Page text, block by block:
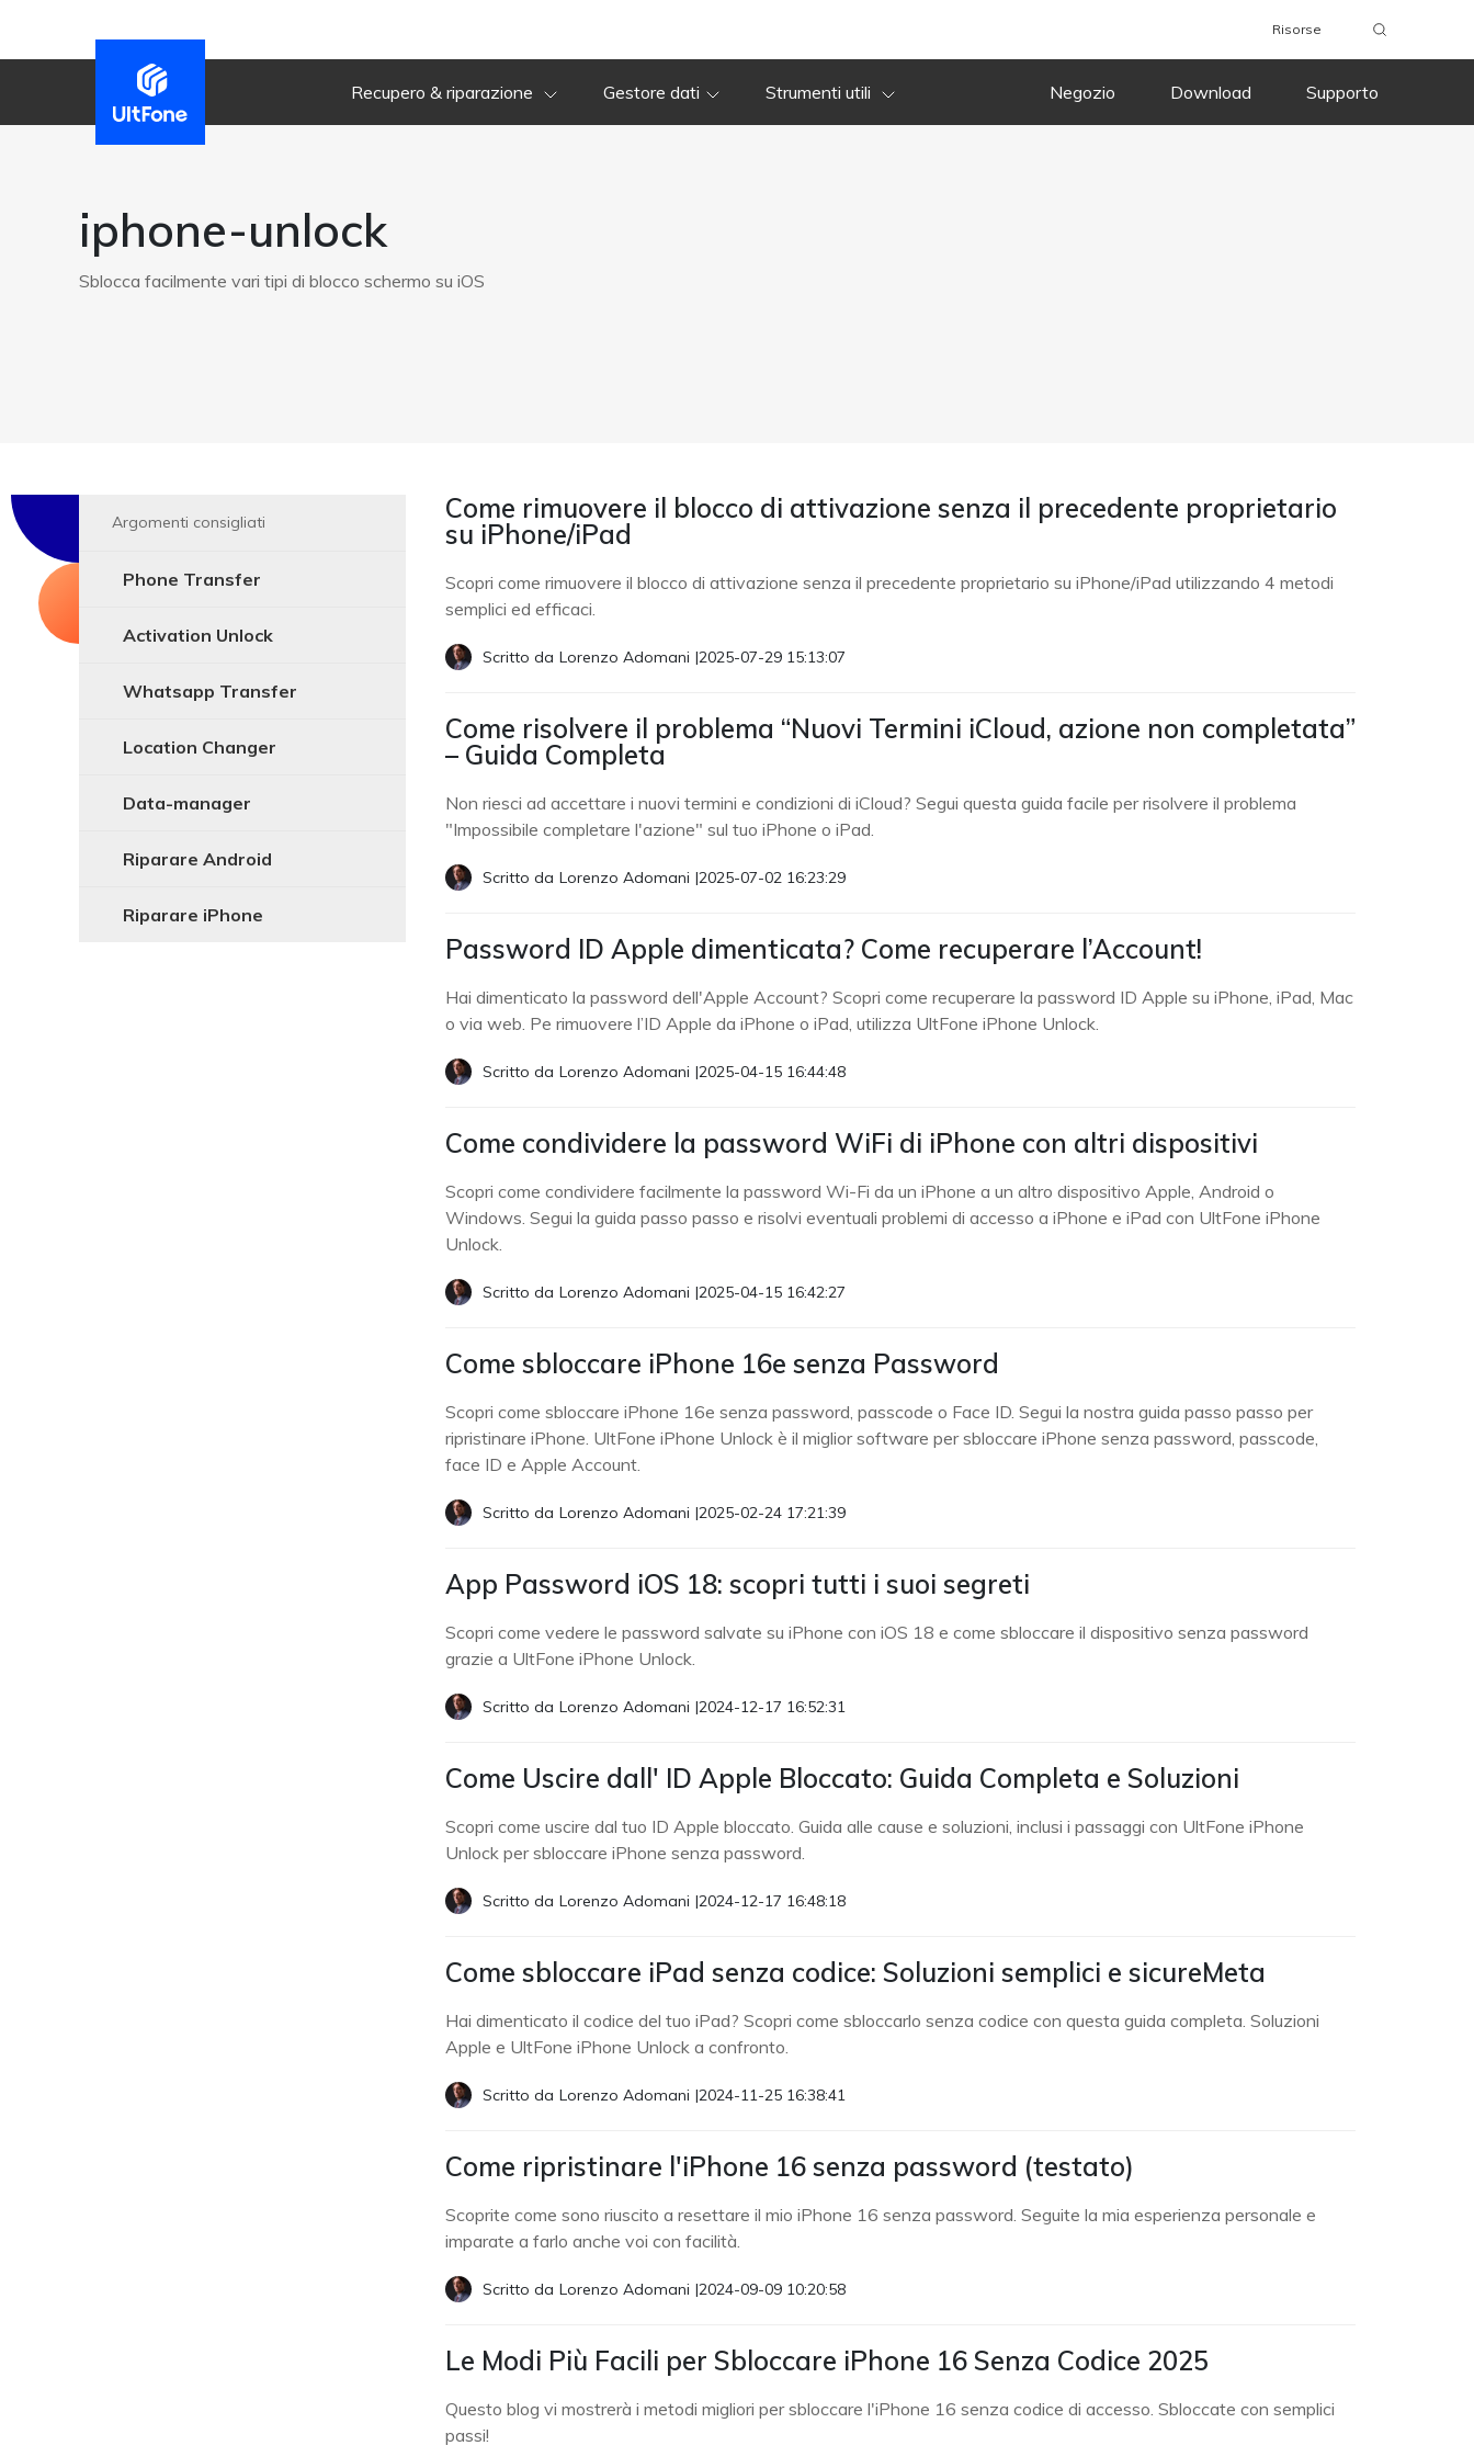
Risorse
Recupero & riparazione Gestore dati Strumenti utili Negozio Download Supporto
iphone-unlock
Sblocca facilmente vari tipi di blocco schermo su iOS
Argomenti consigliati
Phone Transfer
Activation Unlock
Whatsapp Transfer
Location Changer
Data-manager
Riparare Android
Riparare iPhone
Come rimuovere il blocco di attivazione senza il precedente proprietario
su iPhone/iPad
Scopri come rimuovere il blocco di attivazione senza il precedente proprietario su iPhone/iPad utilizzando 4 metodi
semplici ed efficaci.
Scritto da Lorenzo Adomani |2025-07-29 15:13:07
Come risolvere il problema “Nuovi Termini iCloud, azione non completata”
– Guida Completa
Non riesci ad accettare i nuovi termini e condizioni di iCloud? Segui questa guida facile per risolvere il problema
"Impossibile completare l'azione" sul tuo iPhone o iPad.
Scritto da Lorenzo Adomani |2025-07-02 16:23:29
Password ID Apple dimenticata? Come recuperare l’Account!
Hai dimenticato la password dell'Apple Account? Scopri come recuperare la password ID Apple su iPhone, iPad, Mac
o via web. Pe rimuovere l’ID Apple da iPhone o iPad, utilizza UltFone iPhone Unlock.
Scritto da Lorenzo Adomani |2025-04-15 16:44:48
Come condividere la password WiFi di iPhone con altri dispositivi
Scopri come condividere facilmente la password Wi-Fi da un iPhone a un altro dispositivo Apple, Android o
Windows. Segui la guida passo passo e risolvi eventuali problemi di accesso a iPhone e iPad con UltFone iPhone
Unlock.
Scritto da Lorenzo Adomani |2025-04-15 16:42:27
Come sbloccare iPhone 16e senza Password
Scopri come sbloccare iPhone 16e senza password, passcode o Face ID. Segui la nostra guida passo passo per
ripristinare iPhone. UltFone iPhone Unlock è il miglior software per sbloccare iPhone senza password, passcode,
face ID e Apple Account.
Scritto da Lorenzo Adomani |2025-02-24 17:21:39
App Password iOS 18: scopri tutti i suoi segreti
Scopri come vedere le password salvate su iPhone con iOS 18 e come sbloccare il dispositivo senza password
grazie a UltFone iPhone Unlock.
Scritto da Lorenzo Adomani |2024-12-17 16:52:31
Come Uscire dall' ID Apple Bloccato: Guida Completa e Soluzioni
Scopri come uscire dal tuo ID Apple bloccato. Guida alle cause e soluzioni, inclusi i passaggi con UltFone iPhone
Unlock per sbloccare iPhone senza password.
Scritto da Lorenzo Adomani |2024-12-17 16:48:18
Come sbloccare iPad senza codice: Soluzioni semplici e sicureMeta
Hai dimenticato il codice del tuo iPad? Scopri come sbloccarlo senza codice con questa guida completa. Soluzioni
Apple e UltFone iPhone Unlock a confronto.
Scritto da Lorenzo Adomani |2024-11-25 16:38:41
Come ripristinare l'iPhone 16 senza password (testato)
Scoprite come sono riuscito a resettare il mio iPhone 16 senza password. Seguite la mia esperienza personale e
imparate a farlo anche voi con facilità.
Scritto da Lorenzo Adomani |2024-09-09 10:20:58
Le Modi Più Facili per Sbloccare iPhone 16 Senza Codice 2025
Questo blog vi mostrerà i metodi migliori per sbloccare l'iPhone 16 senza codice di accesso. Sbloccate con semplici
passi!